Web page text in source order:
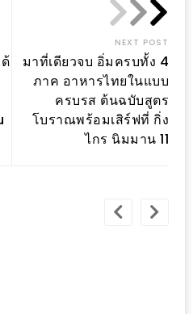
NEXT POST
มาที่เดียวจบ อิ่มครบทั้ง 4
ภาค อาหารไทยในแบบ
ครบรส ต้นฉบับสูตร
โบราณพร้อมเสิร์ฟที่ กิ่ง
ไกร นิมมาน 11